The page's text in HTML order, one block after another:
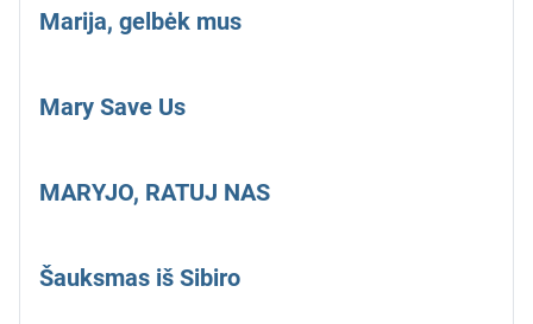
Marija, gelbėk mus
Mary Save Us
MARYJO, RATUJ NAS
Šauksmas iš Sibiro